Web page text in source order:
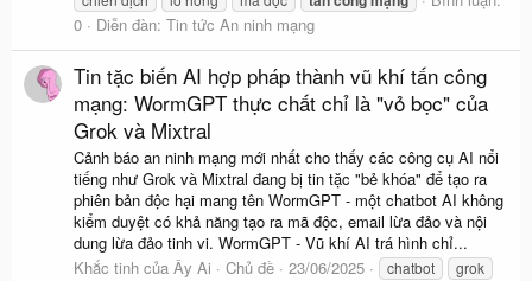
0
Diễn đàn: Tin tức An ninh mạng
Tin tặc biến AI hợp pháp thành vũ khí tấn công
mạng: WormGPT thực chất chỉ là "vỏ bọc" của
Grok và Mixtral
Cảnh báo an ninh mạng mới nhất cho thấy các công cụ AI nổi
tiếng như Grok và Mixtral đang bị tin tặc "bẻ khóa" để tạo ra
phiên bản độc hại mang tên WormGPT - một chatbot AI không
kiểm duyệt có khả năng tạo ra mã độc, email lừa đảo và nội
dung lừa đảo tinh vi. WormGPT - Vũ khí AI trá hình chỉ...
Khắc tinh của Ây Ai
Chủ đề 23/06/2025 chatbot
grok